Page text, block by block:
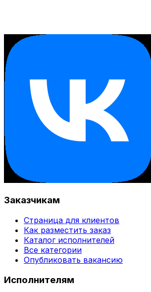
Заказчикам
Страница для клиентов
Как разместить заказ
Каталог исполнителей
Все категории
Опубликовать вакансию
Исполнителям